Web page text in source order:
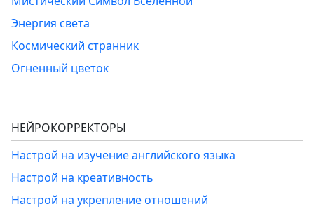
Энергия света
Космический странник
Огненный цветок
НЕЙРОКОРРЕКТОРЫ
Настрой на изучение английского языка
Настрой на креативность
Настрой на укрепление отношений